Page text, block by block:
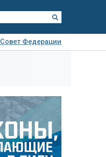
Совет Федерации